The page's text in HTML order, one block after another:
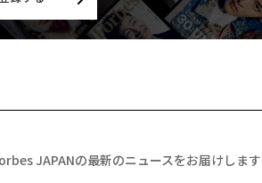
JAPANの最新のニュースをお届けします